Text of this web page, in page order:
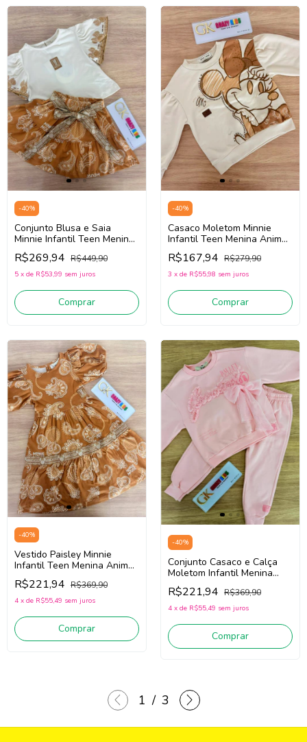
-40%
Conjunto Blusa e Saia
Minnie Infantil Teen Menina
Animé N5699 (Off
White/Bege Escuro)
R$269,94 R$449,90
5 x de R$53,99 sem juros
Comprar
-40%
Casaco Moletom Minnie
Infantil Teen Menina Animé
N5358 (Off White/Bege)
R$167,94 R$279,90
3 x de R$55,98 sem juros
Comprar
-40%
Vestido Paisley Minnie
Infantil Teen Menina Animé
N5553 (Bege Escuro)
R$221,94 R$369,90
4 x de R$55,49 sem juros
Comprar
-40%
Conjunto Casaco e Calça
Moletom Infantil Menina
Animé P6551 (Rosa)
R$221,94 R$369,90
4 x de R$55,49 sem juros
Comprar
1 / 3